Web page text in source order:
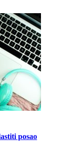
posao